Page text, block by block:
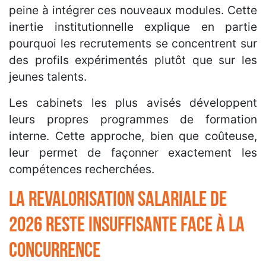
peine à intégrer ces nouveaux modules. Cette
inertie institutionnelle explique en partie
pourquoi les recrutements se concentrent sur
des profils expérimentés plutôt que sur les
jeunes talents.
Les cabinets les plus avisés développent
leurs propres programmes de formation
interne. Cette approche, bien que coûteuse,
leur permet de façonner exactement les
compétences recherchées.
La revalorisation salariale de
2026 reste insuffisante face à la
concurrence